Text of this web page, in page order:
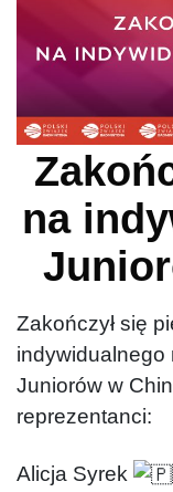
na
Zakończył się
indywidualnego
Juniorów w
reprezentanci:
Alicja Syrek